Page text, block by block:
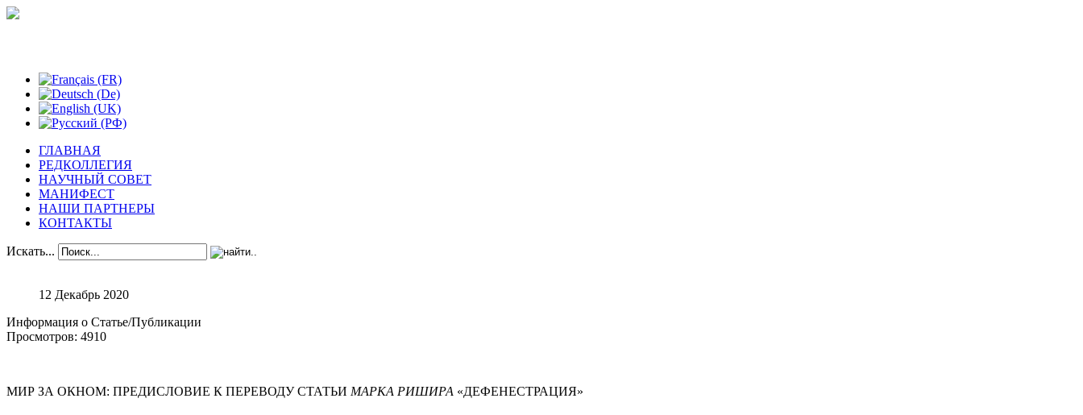
ГЛАВНАЯ
РЕДКОЛЛЕГИЯ
НАУЧНЫЙ СОВЕТ
МАНИФЕСТ
НАШИ ПАРТНЕРЫ
КОНТАКТЫ
Искать...
12 Декабрь 2020
Информация о Статье/Публикации
Просмотров: 4910
МИР ЗА ОКНОМ: ПРЕДИСЛОВИЕ К ПЕРЕВОДУ СТАТЬИ МАРКА РИШИРА «ДЕФЕНЕСТРАЦИЯ»